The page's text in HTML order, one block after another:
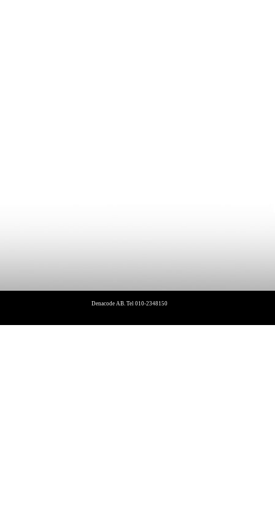
Denacode AB. Tel 010-2348150